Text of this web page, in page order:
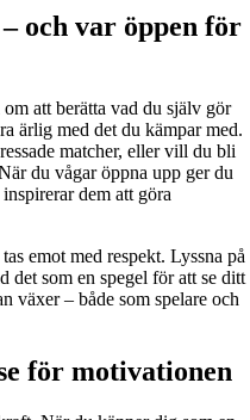
och var öppen för
att berätta vad du själv gör
ärlig med det du kämpar med.
matcher, eller vill du bli
du vågar öppna upp ger du
dem att göra
emot med respekt. Lyssna på
det som en spegel för att se ditt
växer – både som spelare och
för motivationen